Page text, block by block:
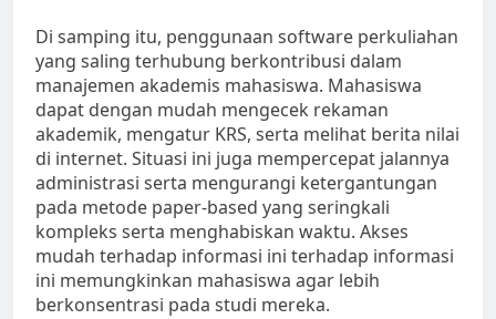
Di samping itu, penggunaan software perkuliahan
yang saling terhubung berkontribusi dalam
manajemen akademis mahasiswa. Mahasiswa
dapat dengan mudah mengecek rekaman
akademik, mengatur KRS, serta melihat berita nilai
di internet. Situasi ini juga mempercepat jalannya
administrasi serta mengurangi ketergantungan
pada metode paper-based yang seringkali
kompleks serta menghabiskan waktu. Akses
mudah terhadap informasi ini terhadap informasi
ini memungkinkan mahasiswa agar lebih
berkonsentrasi pada studi mereka.